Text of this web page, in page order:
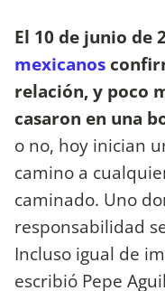
El 10 de junio de
mexicanos
relación, y poco
casaron en una
o no, hoy inician
camino a
caminado. Uno
responsabilidad
Incluso igual de
escribió Pepe